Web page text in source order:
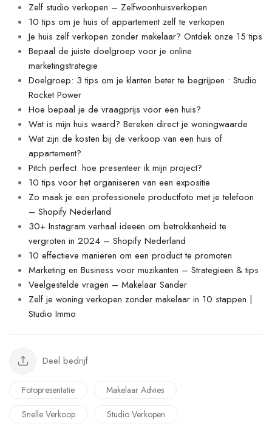
Zelf studio verkopen – Zelfwoonhuisverkopen
10 tips om je huis of appartement zelf te verkopen
Je huis zelf verkopen zonder makelaar? Ontdek onze 15 tips
Bepaal de juiste doelgroep voor je online
marketingstrategie
Doelgroep: 3 tips om je klanten beter te begrijpen • Studio
Rocket Power
Hoe bepaal je de vraagprijs voor een huis?
Wat is mijn huis waard? Bereken direct je woningwaarde
Wat zijn de kosten bij de verkoop van een huis of
appartement?
Pitch perfect: hoe presenteer ik mijn project?
10 tips voor het organiseren van een expositie
Zo maak je een professionele productfoto met je telefoon
– Shopify Nederland
30+ Instagram verhaal ideeën om betrokkenheid te
vergroten in 2024 – Shopify Nederland
10 effectieve manieren om een product te promoten
Marketing en Business voor muzikanten – Strategieën & tips
Veelgestelde vragen – Makelaar Sander
Zelf je woning verkopen zonder makelaar in 10 stappen |
Studio Immo
Deel bedrijf
Fotopresentatie
Makelaar Advies
Snelle Verkoop
Studio Verkopen